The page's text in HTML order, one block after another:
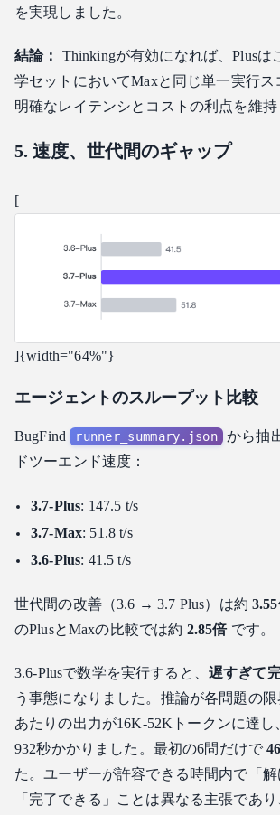
を実現しました。
結論：
Thinkingが有効になれば、Plusは
学セットにおいてMaxと同じ単一実行ス
明確なレイテンシとコストの利点を維持
5. 速度、世代間のギャップ
[
]{width="64%"}
エージェントのスループット比較
BugFind runner_summary.json から抽
ドツーエンド速度：
3.7-Plus: 147.5 t/s
3.7-Max: 51.8 t/s
3.6-Plus: 41.5 t/s
世代間の改善（3.6 → 3.7 Plus）は約
のPlusとMaxの比較では約 2.85倍です。
3.6-Plusで数学を実行すると、 遅すぎて
う事態になりました。推論が各問題の
あたりの出力が16K-52Kトークンに達し
932秒かかりました。最初の6問だけで
た。ユーザーが許容できる時間内で「解
「完了できる」ことは異なる主張であ